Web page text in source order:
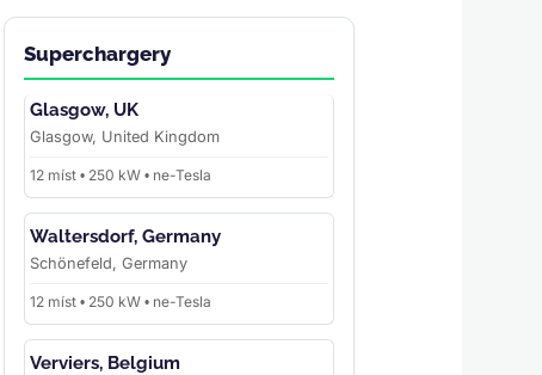
Superchargery
Glasgow, UK
Glasgow, United Kingdom
12 míst • 250 kW • ne-Tesla
Waltersdorf, Germany
Schönefeld, Germany
12 míst • 250 kW • ne-Tesla
Verviers, Belgium